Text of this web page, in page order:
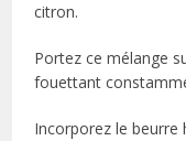
citron.
Portez ce mélange
fouettant
Incorporez le beurre